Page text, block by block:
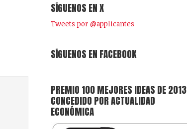
SÍGUENOS EN X
Tweets por @applicantes
SÍGUENOS EN FACEBOOK
PREMIO 100 MEJORES IDEAS DE 2013
CONCEDIDO POR ACTUALIDAD
ECONÓMICA